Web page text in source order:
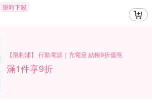
限時下殺
【飛利浦】 行動電源｜充電座 結帳9折優惠
滿1件享9折